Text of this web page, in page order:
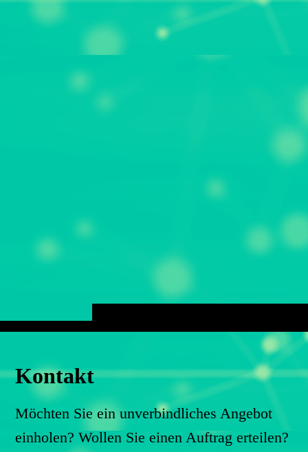
Kontakt
Möchten Sie ein unverbindliches Angebot
einholen? Wollen Sie einen Auftrag erteilen?